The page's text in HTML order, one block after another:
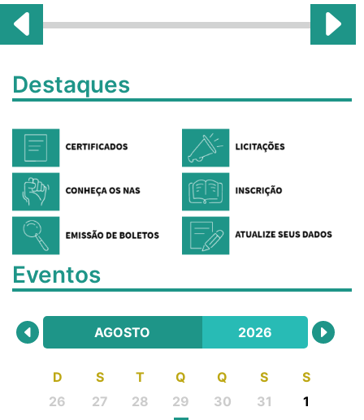
Destaques
Eventos
AGOSTO 2026
D S T Q Q S
S
26
27 28 29 30 31
1